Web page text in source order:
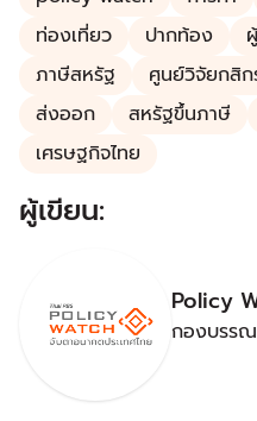
ท่องเที่ยว
ปากท้อง
ภาษีสหรัฐ
ศูนย์วิจัยกสิก
ส่งออก
สหรัฐขึ้นภาษี
เศรษฐกิจไทย
ผู้เขียน:
Policy
กองบรรณ